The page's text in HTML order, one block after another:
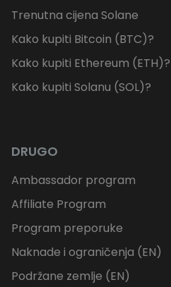
Trenutna cijena Solane
Kako kupiti Bitcoin (BTC)?
Kako kupiti Ethereum (ETH)?
Kako kupiti Solanu (SOL)?
DRUGO
Ambassador program
Affiliate Program
Program preporuke
Naknade i ograničenja (EN)
Podržane zemlje (EN)